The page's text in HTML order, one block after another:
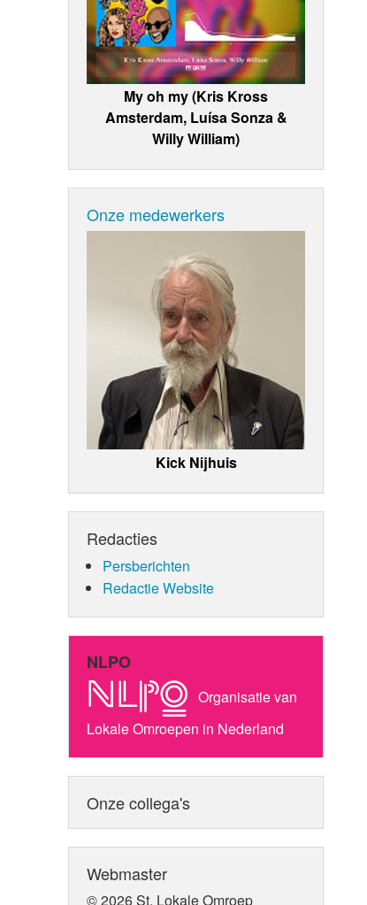
My oh my (Kris Kross
Amsterdam, Luísa Sonza &
Willy William)
Onze medewerkers
Kick Nijhuis
Redacties
Persberichten
Redactie Website
NLPO
Organisatie van
Lokale Omroepen in Nederland
Onze collega's
Webmaster
© 2026 St. Lokale Omroep